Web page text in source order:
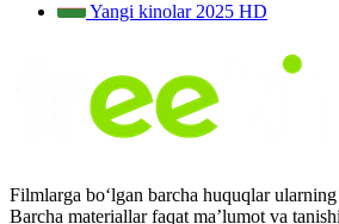
Yangi kinolar 2025 HD
Filmlarga bo‘lgan barcha huquqlar
Barcha materiallar faqat ma’lumot va